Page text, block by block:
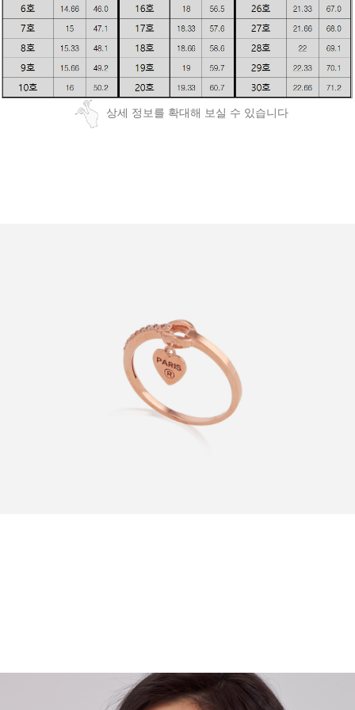
상세 정보를 확대해 보실 수 있습니다